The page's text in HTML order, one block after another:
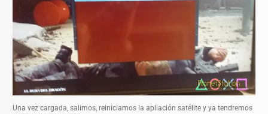
Una vez cargada, salimos, reiniciamos la apliación satélite y ya tendremos